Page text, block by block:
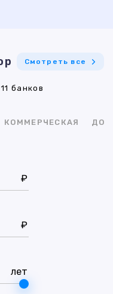
Смотреть все
банков
КОММЕРЧЕСКАЯ ДОМ
₽
₽
лет